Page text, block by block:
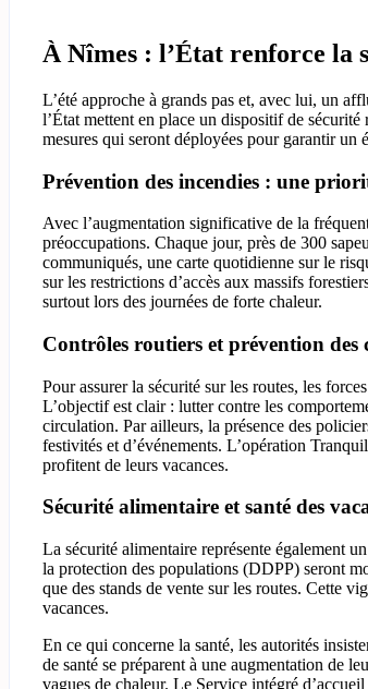
À Nîmes : l’État renforce la
L’été approche à grands pas et, avec lui, un
l’État mettent en place un dispositif de
mesures qui seront déployées pour garantir un
Prévention des incendies : une
Avec l’augmentation significative de la
préoccupations. Chaque jour, près de 300
communiqués, une carte quotidienne sur le
sur les restrictions d’accès aux massifs
surtout lors des journées de forte chaleur.
Contrôles routiers et prévention des
Pour assurer la sécurité sur les routes, les
L’objectif est clair : lutter contre les
circulation. Par ailleurs, la présence des
festivités et d’événements. L’opération
profitent de leurs vacances.
Sécurité alimentaire et santé des
La sécurité alimentaire représente également
la protection des populations (DDPP) seront
que des stands de vente sur les routes. Cette
vacances.
En ce qui concerne la santé, les autorités
de santé se préparent à une augmentation de
vagues de chaleur. Le Service intégré